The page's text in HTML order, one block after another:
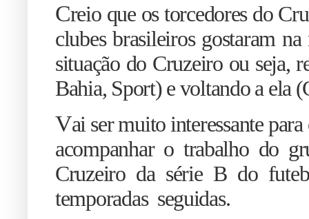
Creio que os torcedores do
clubes brasileiros gostaram
situação do Cruzeiro ou seja,
Bahia, Sport) e voltando a ela
Vai ser muito interessante
acompanhar o trabalho do
Cruzeiro da série B do
temporadas seguidas.